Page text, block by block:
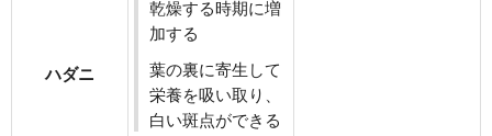
ハダニ
乾燥する時期に増
加する
葉の裏に寄生して
栄養を吸い取り、
白い斑点ができる